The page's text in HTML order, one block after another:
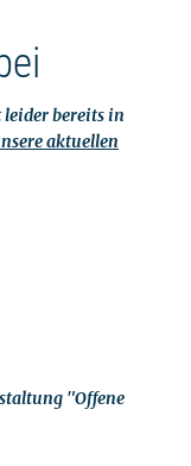
bereits in
aktuellen
"Offene